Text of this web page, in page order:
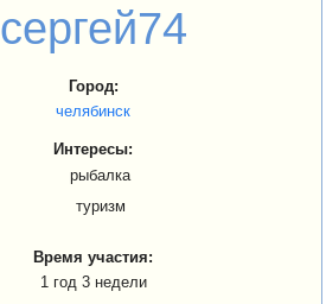
сергей74
Город:
челябинск
Интересы:
рыбалка
туризм
Время участия:
1 год 3 недели